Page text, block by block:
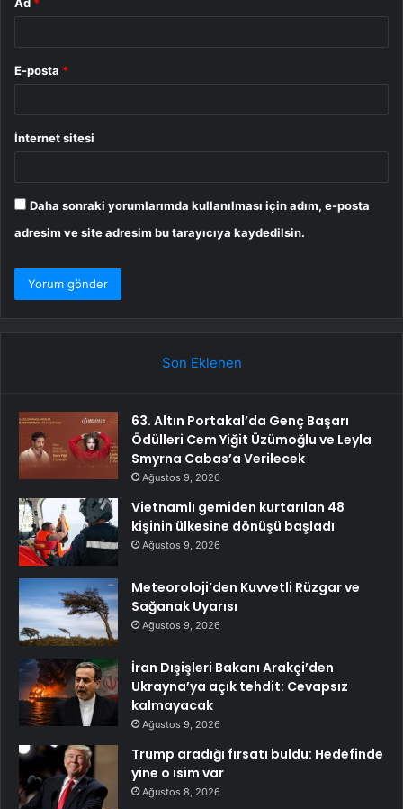
E-posta *
İnternet sitesi
Daha sonraki yorumlarımda kullanılması için adım, e-posta
adresim ve site adresim bu tarayıcıya kaydedilsin.
Son Eklenen
63. Altın Portakal’da Genç Başarı
Ödülleri Cem Yiğit Üzümoğlu ve Leyla
Smyrna Cabas’a Verilecek
Ağustos 9, 2026
Vietnamlı gemiden kurtarılan 48
kişinin ülkesine dönüşü başladı
Ağustos 9, 2026
Meteoroloji’den Kuvvetli Rüzgar ve
Sağanak Uyarısı
Ağustos 9, 2026
İran Dışişleri Bakanı Arakçi’den
Ukrayna’ya açık tehdit: Cevapsız
kalmayacak
Ağustos 9, 2026
Trump aradığı fırsatı buldu: Hedefinde
yine o isim var
Ağustos 8, 2026